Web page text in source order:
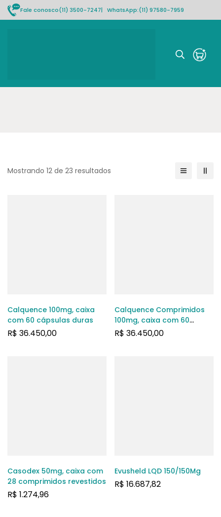
Fale conosco(11) 3500-7247| WhatsApp:(11) 97580-7959
Mostrando 12 de 23 resultados
Calquence 100mg, caixa
com 60 cápsulas duras
R$ 36.450,00
Calquence Comprimidos
100mg, caixa com 60
comprimidos revestidos
R$ 36.450,00
Casodex 50mg, caixa com
28 comprimidos revestidos
R$ 1.274,96
Evusheld LQD 150/150Mg
R$ 16.687,82